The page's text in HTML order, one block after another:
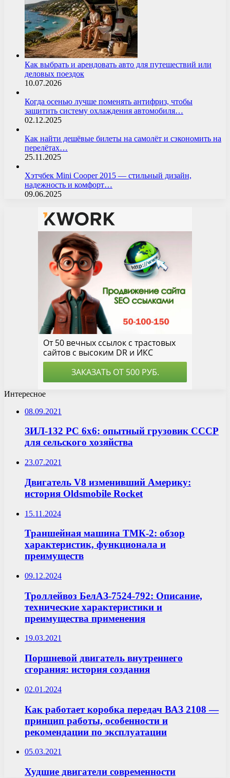
Как выбрать и арендовать авто для путешествий или
деловых поездок
10.07.2026
Когда осенью лучше поменять антифриз, чтобы
защитить систему охлаждения автомобиля…
02.12.2025
Как найти дешёвые билеты на самолёт и сэкономить на
перелётах…
25.11.2025
Хэтчбек Mini Cooper 2015 — стильный дизайн,
надежность и комфорт…
09.06.2025
Интересное
08.09.2021
ЗИЛ-132 РС 6х6: опытный грузовик СССР
для сельского хозяйства
23.07.2021
Двигатель V8 изменивший Америку:
история Oldsmobile Rocket
15.11.2024
Траншейная машина ТМК-2: обзор
характеристик, функционала и
преимуществ
09.12.2024
Троллейвоз БелАЗ-7524-792: Описание,
технические характеристики и
преимущества применения
19.03.2021
Поршневой двигатель внутреннего
сгорания: история создания
02.01.2024
Как работает коробка передач ВАЗ 2108 —
принцип работы, особенности и
рекомендации по эксплуатации
05.03.2021
Худшие двигатели современности